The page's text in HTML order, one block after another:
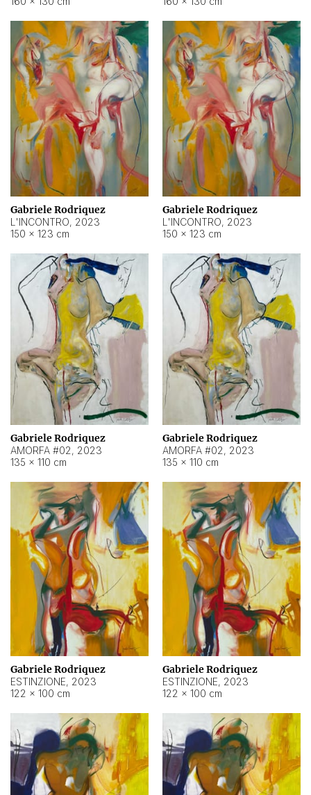
Gabriele Rodriquez
L'INCONTRO, 2023
150 × 123 cm
Gabriele Rodriquez
L'INCONTRO, 2023
150 × 123 cm
Gabriele Rodriquez
AMORFA #02, 2023
135 × 110 cm
Gabriele Rodriquez
AMORFA #02, 2023
135 × 110 cm
Gabriele Rodriquez
ESTINZIONE, 2023
122 × 100 cm
Gabriele Rodriquez
ESTINZIONE, 2023
122 × 100 cm